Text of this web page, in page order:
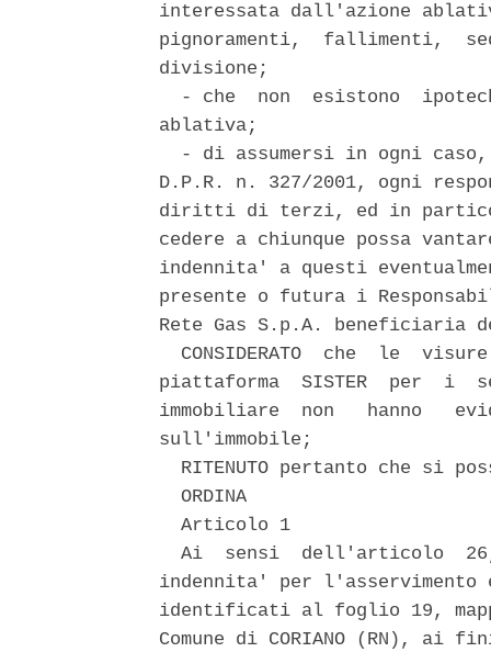
interessata dall'azione
pignoramenti,  fallimenti,
divisione;
- che  non  esistono
ablativa;
- di assumersi in ogni
D.P.R. n. 327/2001, ogni
diritti di terzi, ed in
cedere a chiunque possa
indennita' a questi
presente o futura i
Rete Gas S.p.A. beneficiaria
CONSIDERATO  che  le
piattaforma  SISTER  per
immobiliare  non   hanno
sull'immobile;
RITENUTO pertanto che si
  ORDINA
  Articolo 1
Ai  sensi  dell'articolo
indennita' per l'asservimento
identificati al foglio 19,
Comune di CORIANO (RN),